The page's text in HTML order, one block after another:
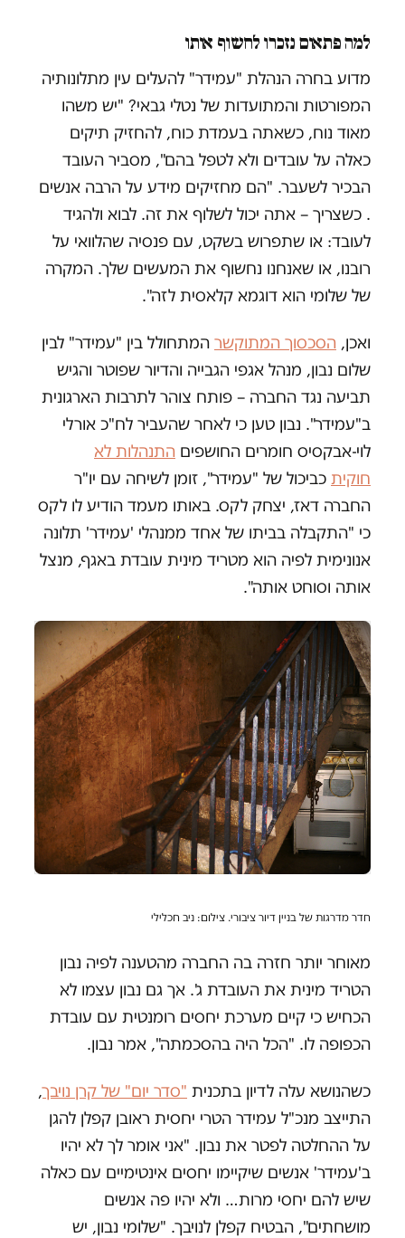
למה פתאום נזכרו לחשוף אותו
מדוע בחרה הנהלת "עמידר" להעלים עין מתלונותיה
המפורטות והמתועדות של נטלי גבאי? "יש משהו
מאוד נוח, כשאתה בעמדת כוח, להחזיק תיקים
כאלה על עובדים ולא לטפל בהם", מסביר העובד
הבכיר לשעבר. "הם מחזיקים מידע על הרבה אנשים
. כשצריך – אתה יכול לשלוף את זה. לבוא ולהגיד
לעובד: או שתפרוש בשקט, עם פנסיה שהלוואי על
רובנו, או שאנחנו נחשוף את המעשים שלך. המקרה
של שלומי הוא דוגמא קלאסית לזה".
ואכן, הסכסוך המתוקשר המתחולל בין "עמידר" לבין
שלום נבון, מנהל אגפי הגבייה והדיור שפוטר והגיש
תביעה נגד החברה – פותח צוהר לתרבות הארגונית
ב"עמידר". נבון טען כי לאחר שהעביר לח"כ אורלי
לוי-אבקסיס חומרים החושפים התנהלות לא
חוקית כביכול של "עמידר", זומן לשיחה עם יו"ר
החברה דאז, יצחק לקס. באותו מעמד הודיע לו לקס
כי "התקבלה בביתו של אחד ממנהלי 'עמידר' תלונה
אנונימית לפיה הוא מטריד מינית עובדת באגף, מנצל
אותה וסוחט אותה".
חדר מדרגות של בניין דיור ציבורי. צילום: ניב חכלילי
מאוחר יותר חזרה בה החברה מהטענה לפיה נבון
הטריד מינית את העובדת ג'. אך גם נבון עצמו לא
הכחיש כי קיים מערכת יחסים רומנטית עם עובדת
הכפופה לו. "הכל היה בהסכמתה", אמר נבון.
כשהנושא עלה לדיון בתכנית "סדר יום" של קרן נויבך,
התייצב מנכ"ל עמידר הטרי יחסית ראובן קפלן להגן
על ההחלטה לפטר את נבון. "אני אומר לך לא יהיו
ב'עמידר' אנשים שיקיימו יחסים אינטימיים עם כאלה
שיש להם יחסי מרות… ולא יהיו פה אנשים
מושחתים", הבטיח קפלן לנויבך. "שלומי נבון, יש